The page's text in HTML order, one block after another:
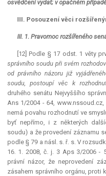
osvědčení vydat; v opačném
III. Posouzení věci
III. 1. Pravomoc rozšířeného
[12] Podle § 17 odst. 1 věty
správního soudu při svém
od právního názoru již
soudu, postoupí věc k
druhého senátu Nejvyššího
Ans 1/2004 - 64,
nemá povahu rozhodnutí ve
byť nepřímo, i z některých
soudu) a že provedení záznamu
podle § 79 a násl. s. ř. s. V
16. 1. 2008, č. j. 3 Aps 3/2006 -
právní názor, že neprovedení
zásahem správního orgánu, proti